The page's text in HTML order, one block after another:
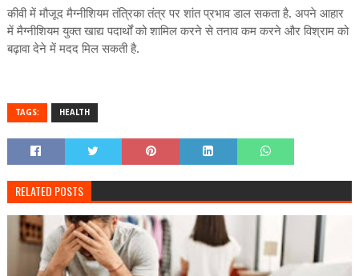
कीवी में मौजूद मैग्नीशियम तंत्रिका तंत्र पर शांत प्रभाव डाल सकता है. अपने आहार
में मैग्नीशियम युक्त खाद्य पदार्थों को शामिल करने से तनाव कम करने और विश्राम को
बढ़ावा देने में मदद मिल सकती है.
TAGS: HEALTH
RELATED POSTS